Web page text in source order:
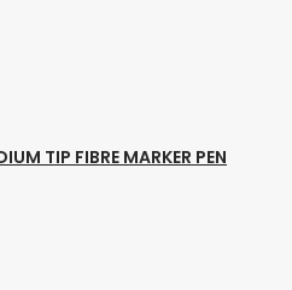
TIP FIBRE MARKER PEN